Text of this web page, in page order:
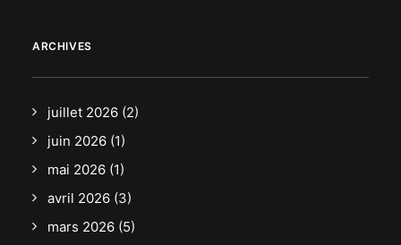
ARCHIVES
juillet 2026 (2)
juin 2026 (1)
mai 2026 (1)
avril 2026 (3)
mars 2026 (5)